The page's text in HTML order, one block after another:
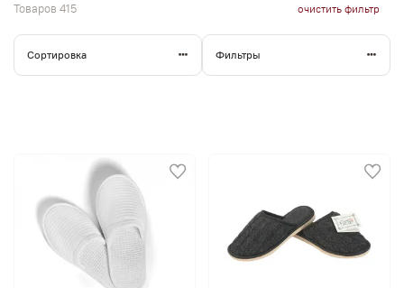
Товаров 415 очистить фильтр
Сортировка Фильтры